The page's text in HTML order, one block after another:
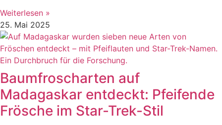
Weiterlesen »
25. Mai 2025
Baumfroscharten auf
Madagaskar entdeckt: Pfeifende
Frösche im Star-Trek-Stil